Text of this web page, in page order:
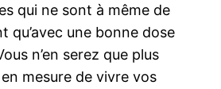
qui ne sont à même de
qu’avec une bonne dose
n’en serez que plus
mesure de vivre vos